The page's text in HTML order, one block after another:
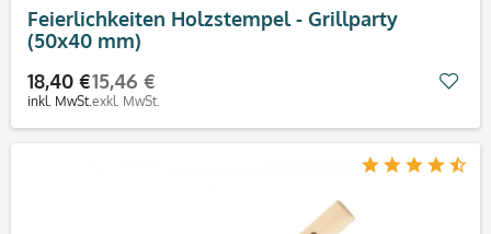
Feierlichkeiten Holzstempel - Grillparty
(50x40 mm)
18,40 €
inkl. MwSt.
15,46 €
exkl. MwSt.